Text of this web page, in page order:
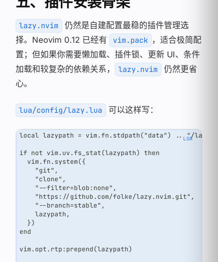
lazy.nvim
仍然是自建配置最稳的插件管理选
择。Neovim 0.12 已经有
vim.pack ，适合极简配
置；但如果你需要懒加载、插件锁、更新 UI、条件
加载和较复杂的依赖关系，
lazy.nvim
仍然更省
心。
lua/config/lazy.lua 可以这样写：
local lazypath = vim.fn.stdpath("data") .. "/lazy/
if not vim.uv.fs_stat(lazypath) then
  vim.fn.system({
    "git",
    "clone",
    "--filter=blob:none",
    "https://github.com/folke/lazy.nvim.git",
    "--branch=stable",
    lazypath,
  })
end
vim.opt.rtp:prepend(lazypath)